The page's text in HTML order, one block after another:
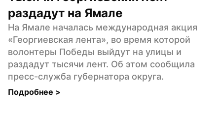
раздадут на Ямале
На Ямале началась международная акция
«Георгиевская лента», во время которой
волонтеры Победы выйдут на улицы и
раздадут тысячи лент. Об этом сообщила
пресс-служба губернатора округа.
Подробнее >